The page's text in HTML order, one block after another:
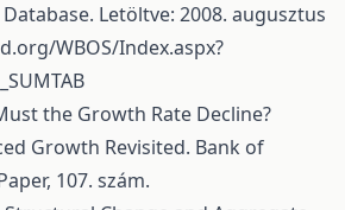
Database. Letöltve: 2008. augusztus
WBOS/Index.aspx?
the Growth Rate Decline?
Growth Revisited. Bank of
107. szám.